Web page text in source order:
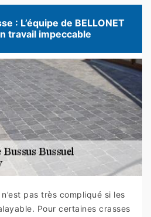
: L’équipe de BELLONET
travail impeccable
pas très compliqué si les
Pour certaines crasses